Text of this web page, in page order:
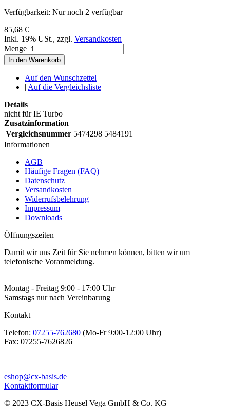
Verfügbarkeit: Nur noch 2 verfügbar
85,68 €
Inkl. 19% USt., zzgl. Versandkosten
Menge
In den Warenkorb
Auf den Wunschzettel
| Auf die Vergleichsliste
Details
nicht für IE Turbo
Zusatzinformation
Vergleichsnummer 5474298 5484191
Informationen
AGB
Häufige Fragen (FAQ)
Datenschutz
Versandkosten
Widerrufsbelehrung
Impressum
Downloads
Öffnungszeiten
Damit wir uns Zeit für Sie nehmen können, bitten wir um
telefonische Voranmeldung.
Montag - Freitag 9:00 - 17:00 Uhr
Samstags nur nach Vereinbarung
Kontakt
Telefon: 07255-762680 (Mo-Fr 9:00-12:00 Uhr)
Fax: 07255-7626826
eshop@cx-basis.de
Kontaktformular
© 2023 CX-Basis Heusel Vega GmbH & Co. KG